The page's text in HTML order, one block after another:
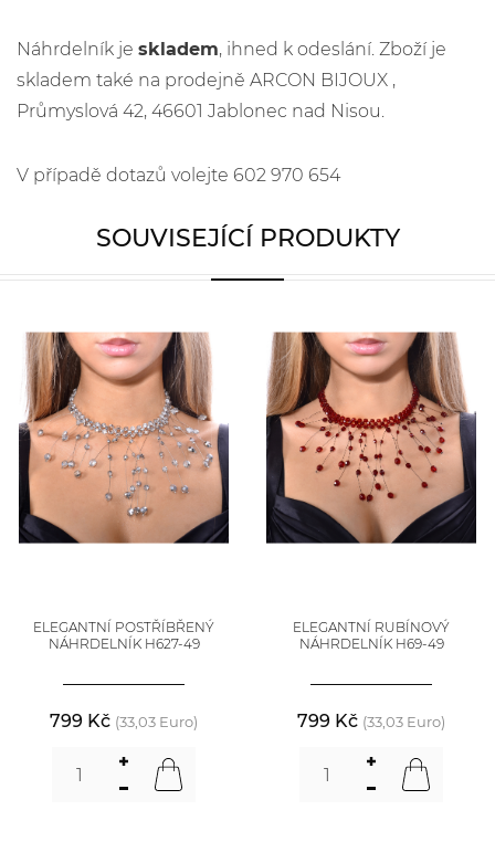
Náhrdelník je skladem, ihned k odeslání. Zboží je
skladem také na prodejně ARCON BIJOUX ,
Průmyslová 42, 46601 Jablonec nad Nisou.
V případě dotazů volejte 602 970 654
SOUVISEJÍCÍ PRODUKTY
ELEGANTNÍ POSTŘÍBŘENÝ
NÁHRDELNÍK H627-49
799 Kč (33,03 Euro)
ELEGANTNÍ RUBÍNOVÝ
NÁHRDELNÍK H69-49
799 Kč (33,03 Euro)